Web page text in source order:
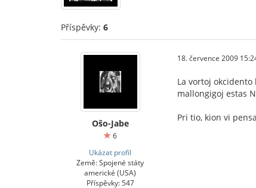
Příspěvky: 6
Oŝo-Jabe
6
Ukázat profil
Země: Spojené státy
americké (USA)
Příspěvky: 547
18. července 2009
La vortoj
mallongigoj estas
Pri tio, kion vi